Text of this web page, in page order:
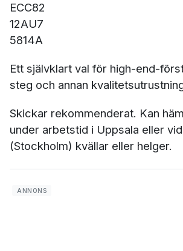
ECC82
12AU7
5814A
Ett självklart val för high-end-
steg och annan
Skickar rekommenderat. Kan
under arbetstid i Uppsala eller
(Stockholm) kvällar eller helger.